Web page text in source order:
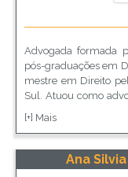
Advogada formada
pós-graduações em
mestre em Direito
Sul. Atuou como
de direito
ajudou a
de Ética.
desta multinacional
[+] Mais
Ana